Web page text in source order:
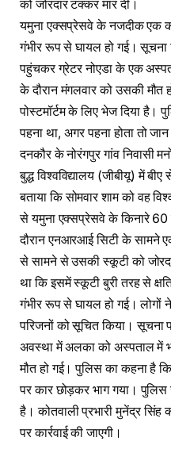
को जोरदार टक्कर मार दी।
यमुना एक्सप्रेसवे के नजदीक एक
गंभीर रूप से घायल हो गई। सूचना
पहुंचकर ग्रेटर नोएडा के एक
के दौरान मंगलवार को उसकी
पोस्टमॉर्टम के लिए भेज दिया है।
पहना था, अगर पहना होता तो
दनकौर के नोरंगपुर गांव निवासी
बुद्ध विश्वविद्यालय (जीबीयू) में
बताया कि सोमवार शाम को वह
से यमुना एक्सप्रेसवे के किनारे 60
दौरान एनआरआई सिटी के सामने
से सामने से उसकी स्कूटी को
था कि इसमें स्कूटी बुरी तरह से
गंभीर रूप से घायल हो गई।
परिजनों को सूचित किया। सूचना
अवस्था में अलका को अस्पताल में
मौत हो गई। पुलिस का कहना है
पर कार छोड़कर भाग गया।
है। कोतवाली प्रभारी मुनेंद्र सिंह
पर कार्रवाई की जाएगी।